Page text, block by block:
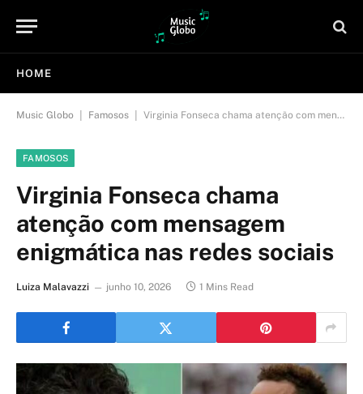
HOME
Music Globo Famosos Virginia Fonseca chama atenção com mensagem enigmática nas redes sociais
FAMOSOS
Virginia Fonseca chama
atenção com mensagem
enigmática nas redes sociais
Luiza Malavazzi junho 10, 2026 1 Mins Read